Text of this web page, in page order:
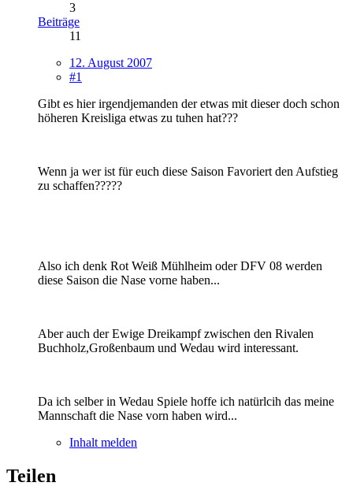
3
Beiträge
11
12. August 2007
#1
Gibt es hier irgendjemanden der etwas mit dieser doch schon
höheren Kreisliga etwas zu tuhen hat???
Wenn ja wer ist für euch diese Saison Favoriert den Aufstieg
zu schaffen?????
Also ich denk Rot Weiß Mühlheim oder DFV 08 werden
diese Saison die Nase vorne haben...
Aber auch der Ewige Dreikampf zwischen den Rivalen
Buchholz,Großenbaum und Wedau wird interessant.
Da ich selber in Wedau Spiele hoffe ich natürlcih das meine
Mannschaft die Nase vorn haben wird...
Inhalt melden
Teilen